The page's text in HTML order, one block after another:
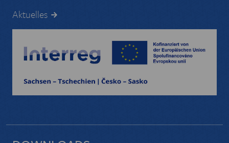
Aktuelles